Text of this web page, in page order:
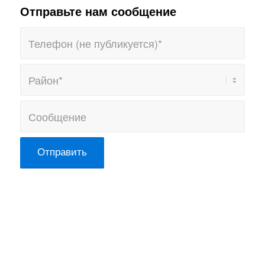
Отправьте нам сообщение